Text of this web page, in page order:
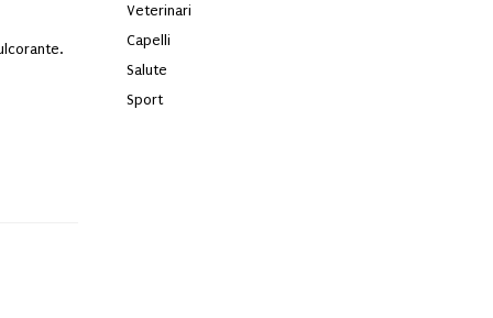
Veterinari
Capelli
Salute
Sport